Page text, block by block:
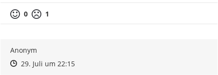
0 1
Anonym
Zeitpunkt des Erstellens
Zeitpunkt des Erstellens
29. Juli um 22:15Zur Äußerung